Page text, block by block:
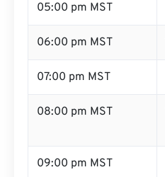
05:00 pm MST
06:00 pm MST
07:00 pm MST
08:00 pm MST
09:00 pm MST